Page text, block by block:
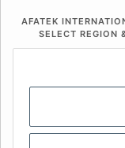
AFATEK
SELECT REGION
FR